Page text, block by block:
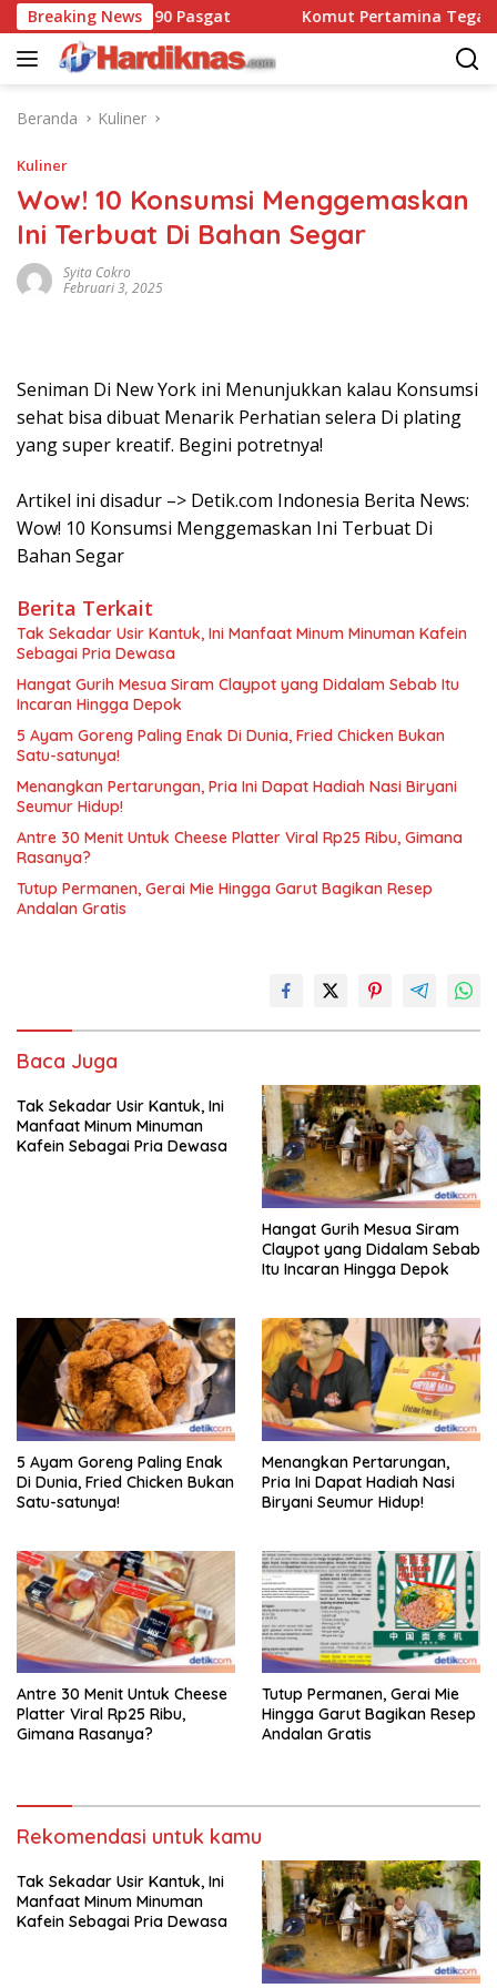
Langsung
ke
konten
Breaking News
Dansatbravo 90 Pasgat Komut Pertamina
Beranda Kuliner
Kuliner
Wow! 10 Konsumsi Menggemaskan
Ini Terbuat Di Bahan Segar
Syita Cokro
Februari 3, 2025
Seniman Di New York ini Menunjukkan kalau Konsumsi
sehat bisa dibuat Menarik Perhatian selera Di plating
yang super kreatif. Begini potretnya!
Artikel ini disadur –> Detik.com Indonesia Berita News:
Wow! 10 Konsumsi Menggemaskan Ini Terbuat Di
Bahan Segar
Berita Terkait
Tak Sekadar Usir Kantuk, Ini Manfaat Minum Minuman Kafein
Sebagai Pria Dewasa
Hangat Gurih Mesua Siram Claypot yang Didalam Sebab Itu
Incaran Hingga Depok
5 Ayam Goreng Paling Enak Di Dunia, Fried Chicken Bukan
Satu-satunya!
Menangkan Pertarungan, Pria Ini Dapat Hadiah Nasi Biryani
Seumur Hidup!
Antre 30 Menit Untuk Cheese Platter Viral Rp25 Ribu, Gimana
Rasanya?
Tutup Permanen, Gerai Mie Hingga Garut Bagikan Resep
Andalan Gratis
Baca Juga
Tak Sekadar Usir Kantuk, Ini
Manfaat Minum Minuman
Kafein Sebagai Pria Dewasa
Hangat Gurih Mesua Siram
Claypot yang Didalam Sebab
Itu Incaran Hingga Depok
5 Ayam Goreng Paling Enak
Di Dunia, Fried Chicken Bukan
Satu-satunya!
Menangkan Pertarungan,
Pria Ini Dapat Hadiah Nasi
Biryani Seumur Hidup!
Antre 30 Menit Untuk Cheese
Platter Viral Rp25 Ribu,
Gimana Rasanya?
Tutup Permanen, Gerai Mie
Hingga Garut Bagikan Resep
Andalan Gratis
Rekomendasi untuk kamu
Tak Sekadar Usir Kantuk, Ini
Manfaat Minum Minuman
Kafein Sebagai Pria Dewasa